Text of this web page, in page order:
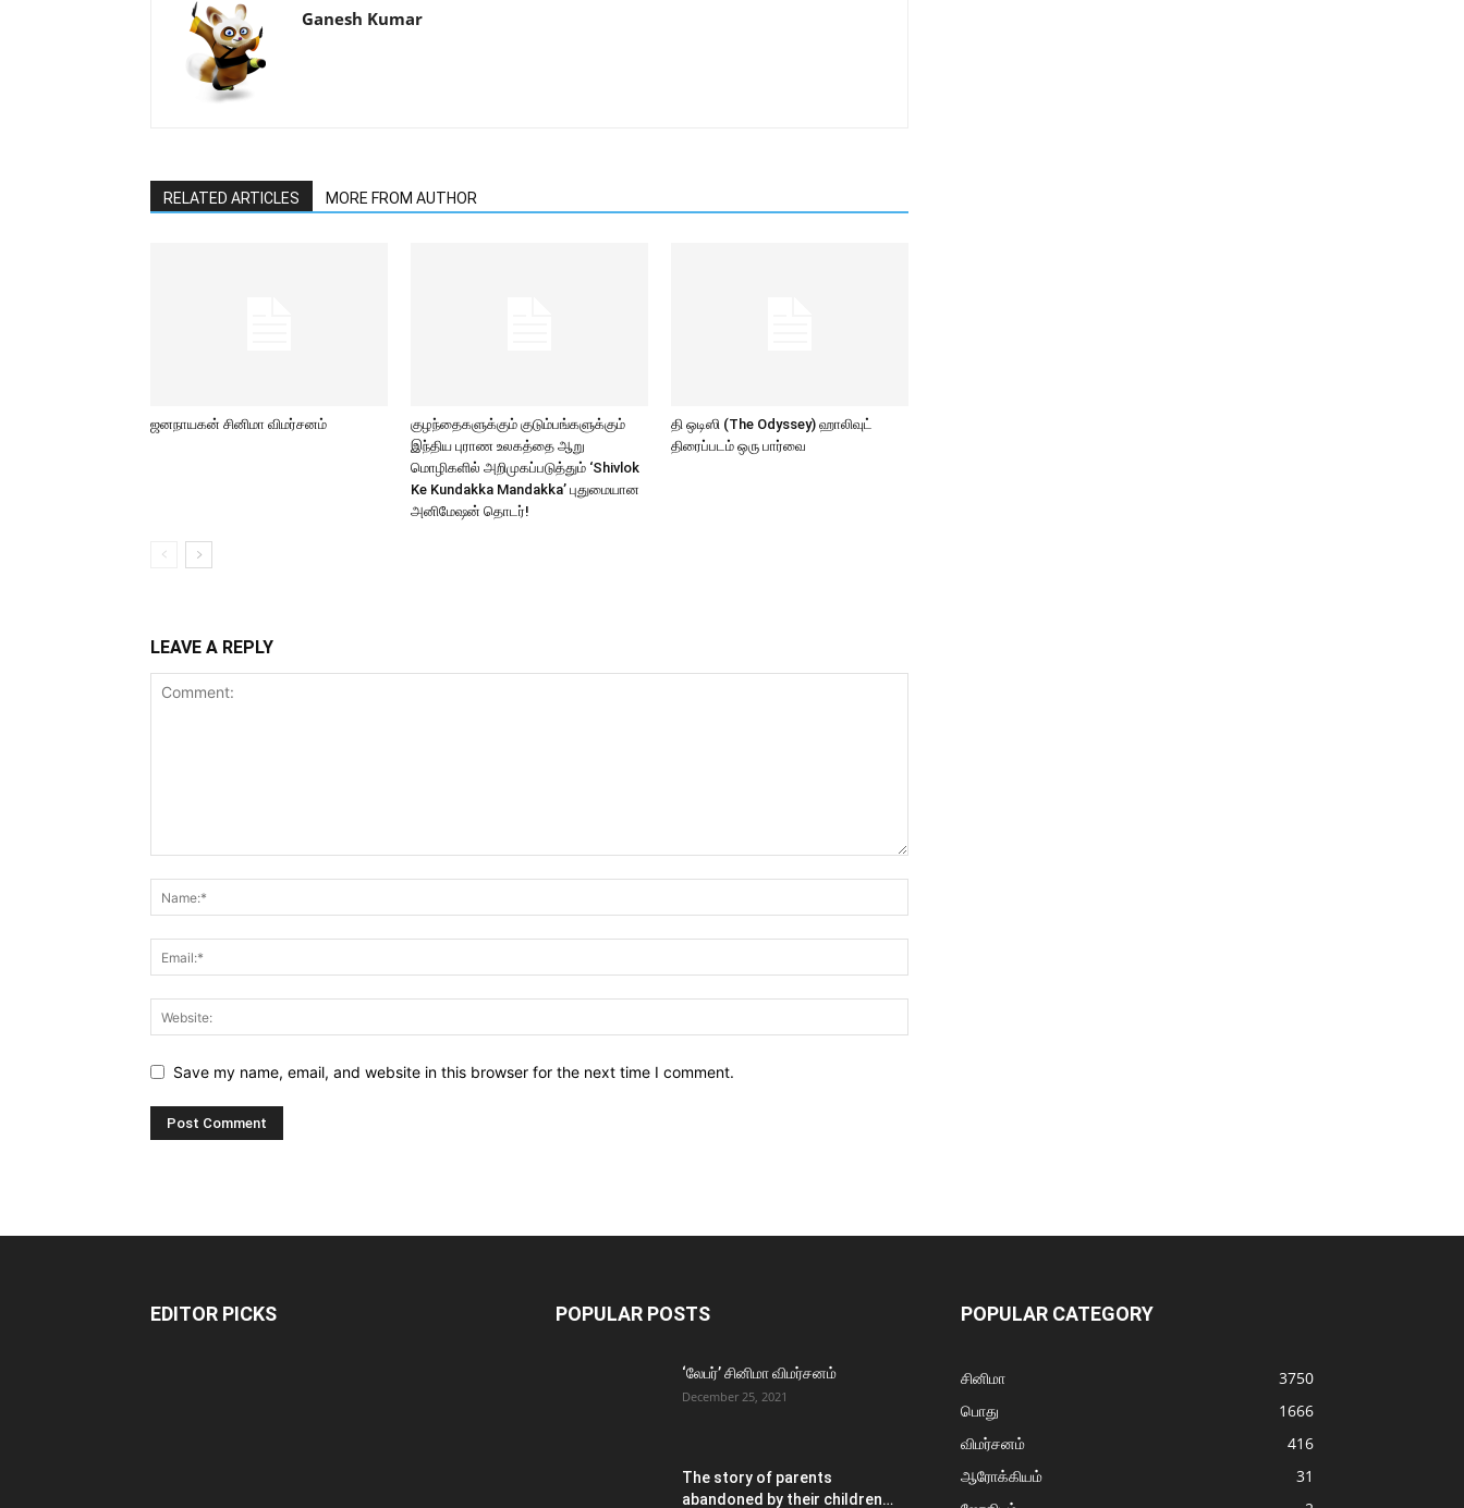
Ganesh Kumar
RELATED ARTICLES MORE FROM AUTHOR
ஜனநாயகன் சினிமா விமர்சனம்
குழந்தைகளுக்கும் குடும்பங்களுக்கும்
இந்திய புராண உலகத்தை ஆறு
மொழிகளில் அறிமுகப்படுத்தும் ‘Shivlok
Ke Kundakka Mandakka’ புதுமையான
அனிமேஷன் தொடர்!
தி ஒடிஸி (The Odyssey) ஹாலிவுட்
திரைப்படம் ஒரு பார்வை
LEAVE A REPLY
Save my name, email, and website in this browser for the next time I comment.
EDITOR PICKS POPULAR POSTS
‘லேபர்’ சினிமா விமர்சனம்
December 25, 2021
The story of parents
abandoned by their children…
POPULAR CATEGORY
சினிமா
3750
பொது
1666
விமர்சனம்
416
ஆரோக்கியம்
31